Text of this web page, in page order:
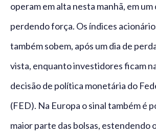
operam em alta nesta manhã, em
perdendo força. Os índices
também sobem, após um dia de
vista, enquanto investidores ficam
decisão de política monetária do
(FED). Na Europa o sinal também é
maior parte das bolsas, estendendo